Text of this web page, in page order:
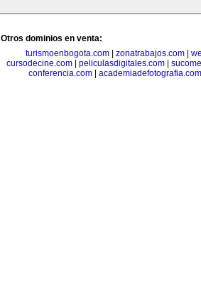
Otros dominios en venta:
turismoenbogota.com
zonatrabajos.com
cursodecine.com
peliculasdigitales.com
conferencia.com| academiadefotografia.com